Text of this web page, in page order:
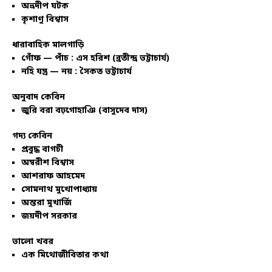
অভ্রদীপ ঘটক
কৃশাণু বিশ্বাস
ধারাবাহিক মালগাড়ি
গোঁফ — পাঁচ : এস হরিশ (ব্রতীন্দ্র ভট্টাচার্য)
নহি যন্ত্র — নয় : সৈকত ভট্টাচার্য
অনুবাদ কেবিন
জুরি বরা বঢ়গোহাঞি (বাসুদেব দাস)
গদ্য কেবিন
প্রবুদ্ধ বাগচী
অম্বরীশ বিশ্বাস
আশরাফ আহমেদ
সোমনাথ মুখোপাধ্যায়
অন্তরা মুখার্জি
জয়দীপ সরকার
ভালো খবর
এক মিথোজীবিতার কথা